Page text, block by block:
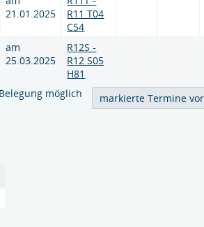
21.01.2025
R11 T04
C54
am
25.03.2025
R12S -
R12 S05
H81
möglich